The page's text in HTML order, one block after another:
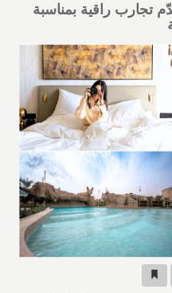
تجارب راقية بمناسبة